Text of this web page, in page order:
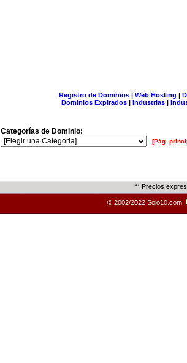
Registro de Dominios| Web Hosting |
Dominios Expirados | Industrias |
Categorías de Dominio:
[Pág.
** Precios
© 2002/2022 Solo10.com